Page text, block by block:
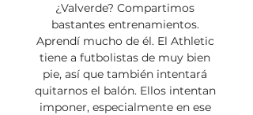
¿Valverde? Compartimos
bastantes entrenamientos.
Aprendí mucho de él. El Athletic
tiene a futbolistas de muy bien
pie, así que también intentará
quitarnos el balón. Ellos intentan
imponer, especialmente en ese